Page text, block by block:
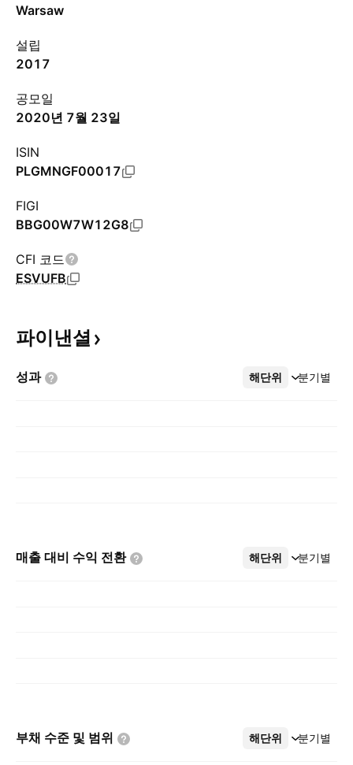
Warsaw
설립
2017
공모일
2020년 7월 23일
ISIN
PLGMNGF00017
FIGI
BBG00W7W12G8
CFI 코드
ESVUFB
파이낸셜
성과 해단위 분기별
더보기
매출 대비 수익 전환 해단위 분기별
더보기
부채 수준 및 범위 해단위 분기별
더보기